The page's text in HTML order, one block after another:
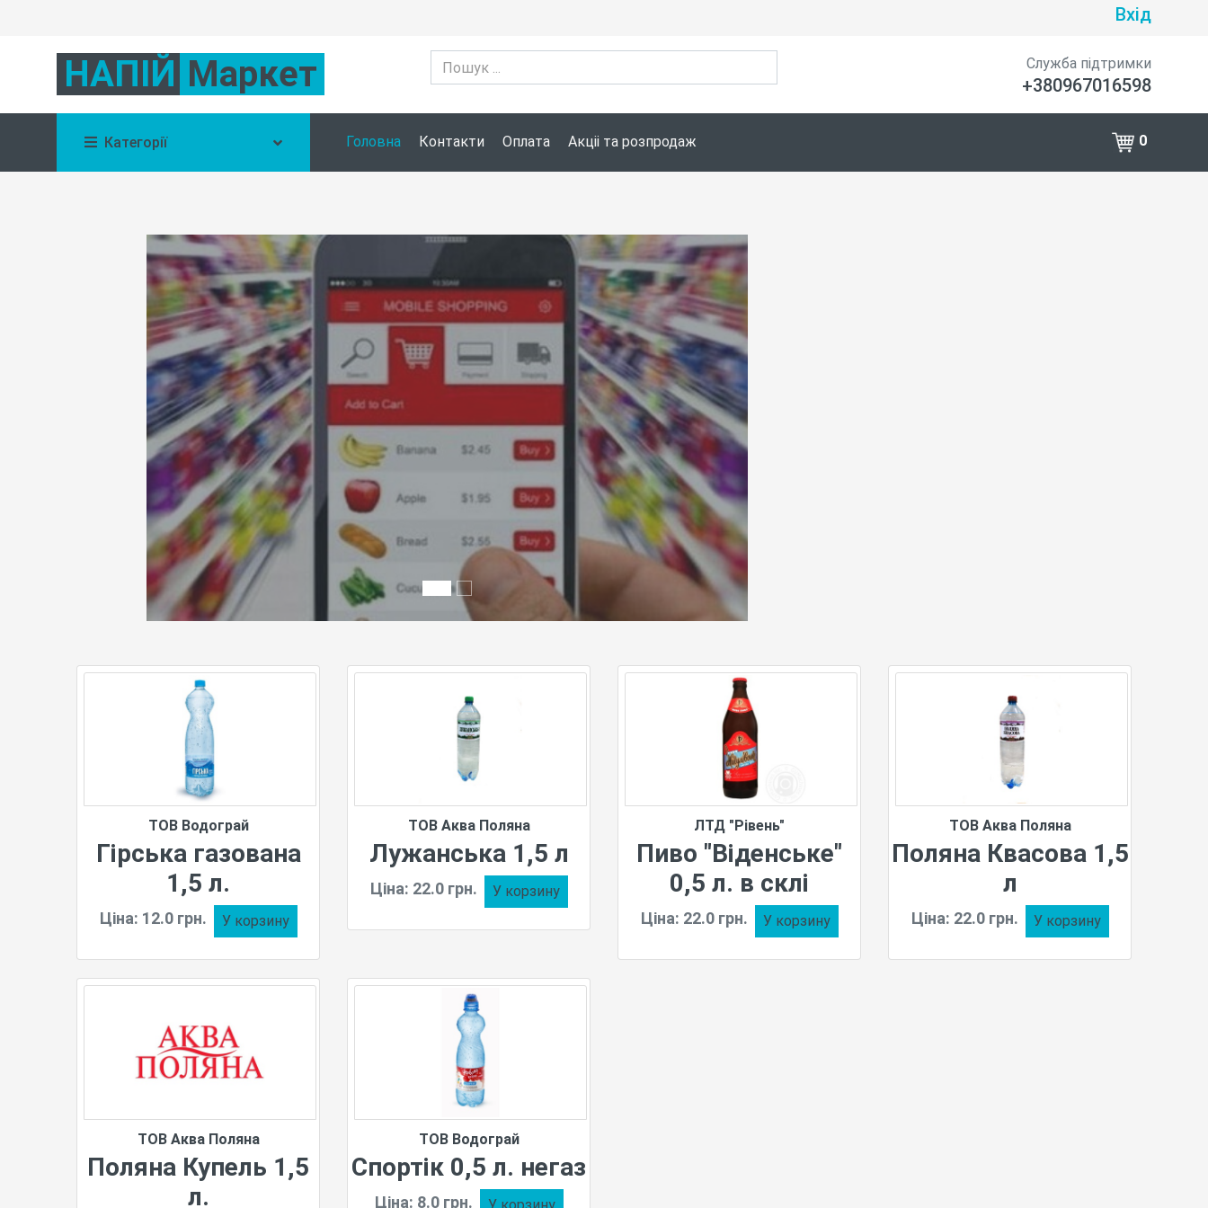
Вхід
НАПІЙ Маркет Служба підтримки
+380967016598
Категорії Головна Контакти Оплата Акціі та розпродаж 0
ТОВ Водограй
Гірська газована
1,5 л.
Ціна: 12.0 грн. У корзину
ТОВ Аква Поляна
Лужанська 1,5 л
Ціна: 22.0 грн. У корзину
ЛТД "Рівень"
Пиво "Віденське"
0,5 л. в склі
Ціна: 22.0 грн. У корзину
ТОВ Аква Поляна
Поляна Квасова 1,5
л
Ціна: 22.0 грн. У корзину
ТОВ Аква Поляна
Поляна Купель 1,5
л.
ТОВ Водограй
Спортік 0,5 л. негаз
Ціна: 8.0 грн. У корзину